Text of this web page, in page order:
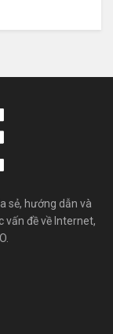
sẻ, hướng dẫn và
vấn đề về Internet,